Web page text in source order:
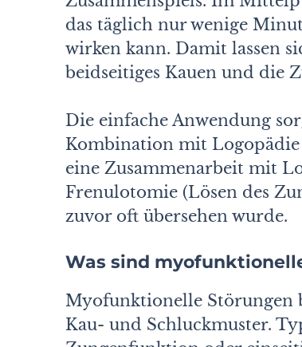
das täglich nur wenige
wirken kann. Damit lassen
beidseitiges Kauen und die
Die einfache Anwendung
Kombination mit
eine Zusammenarbeit mit
Frenulotomie (Lösen des
zuvor oft übersehen wurde.
Was sind
Myofunktionelle Störungen
Kau- und Schluckmuster.